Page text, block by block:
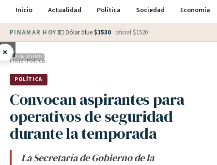
Inicio Actualidad Política Sociedad Economía
PINAMAR HOY·💵 Dólar blue $1530 · oficial $1520
× PUBLICIDAD
Inicio›Política
POLÍTICA
Convocan aspirantes para
operativos de seguridad
durante la temporada
La Secretaría de Gobierno de la